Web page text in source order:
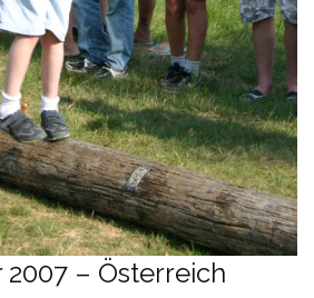
– Österreich